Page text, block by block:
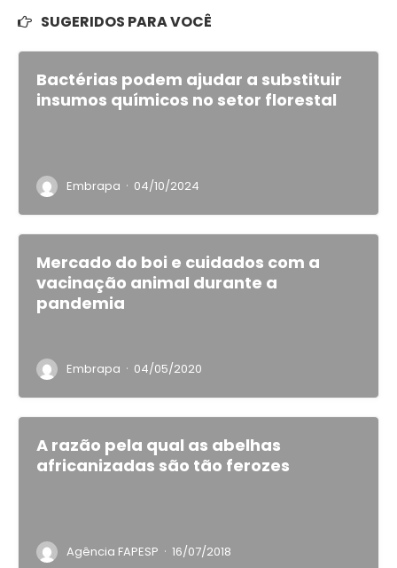
SUGERIDOS PARA VOCÊ
Bactérias podem ajudar a substituir
insumos químicos no setor florestal
Embrapa · 04/10/2024
Mercado do boi e cuidados com a
vacinação animal durante a
pandemia
Embrapa · 04/05/2020
A razão pela qual as abelhas
africanizadas são tão ferozes
Agência FAPESP · 16/07/2018